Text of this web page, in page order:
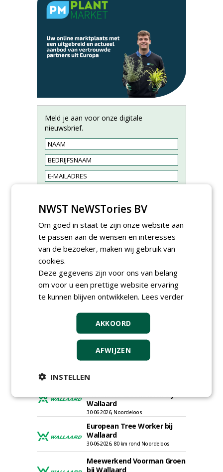
Meld je aan voor onze digitale
nieuwsbrief.
Adviseur openbaar groen,
sportvelden & golfbanen bij
Vos Capelle
27-07-2026, Sprang-Capelle
Accountmanager Nederland
bij Dabekausen
15-07-2026, Nederweert
Projectcoördinator milieu en
saneringen JdB groep
calculator Groendaken bij
Wallaard
30-06-2026, Noordeloos
European Tree Worker bij
Wallaard
30-06-2026, 80 km rond Noordeloos
Meewerkend Voorman Groen
bij Wallaard
NWST NeWSTories BV
Om goed in staat te zijn onze website aan
te passen aan de wensen en interesses
van de bezoeker, maken wij gebruik van
cookies.
Deze gegevens zijn voor ons van belang
om voor u een prettige website ervaring
te kunnen blijven ontwikkelen. Lees verder
AKKOORD
AFWIJZEN
INSTELLEN